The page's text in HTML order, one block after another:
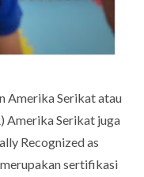
Amerika Serikat atau
Amerika Serikat juga
Recognized as
sertifikasi